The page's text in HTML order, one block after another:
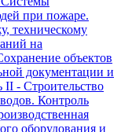
при пожаре.
техническому
на
объектов
документации и
II - Строительство
Контроль
оборудования и